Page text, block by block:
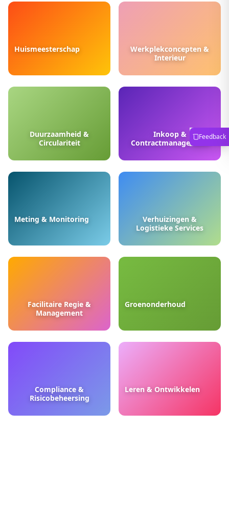
Huismeesterschap
Werkplekconcepten &
Interieur
Duurzaamheid &
Circulariteit
Inkoop &
Contractmanagement
Meting & Monitoring
Verhuizingen &
Logistieke Services
Facilitaire Regie &
Management
Groenonderhoud
Compliance &
Risicobeheersing
Leren & Ontwikkelen
Feedback